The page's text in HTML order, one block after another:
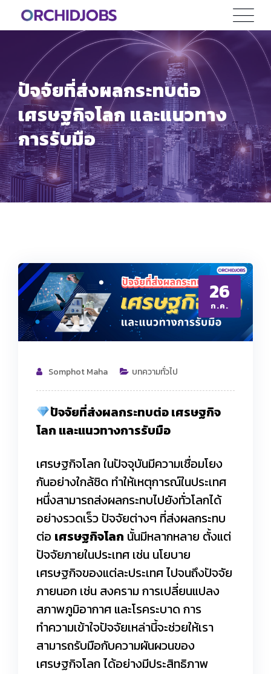
ปัจจัยที่ส่งผลกระทบต่อ
เศรษฐกิจโลก และแนวทาง
การรับมือ
26
ก.ค.
Somphot Maha บทความทั่วไป
ปัจจัยที่ส่งผลกระทบต่อ เศรษฐกิจ
โลก และแนวทางการรับมือ
เศรษฐกิจโลก ในปัจจุบันมีความเชื่อมโยง
กันอย่างใกล้ชิด ทำให้เหตุการณ์ในประเทศ
หนึ่งสามารถส่งผลกระทบไปยังทั่วโลกได้
อย่างรวดเร็ว ปัจจัยต่างๆ ที่ส่งผลกระทบ
ต่อ เศรษฐกิจโลก นั้นมีหลากหลาย ตั้งแต่
ปัจจัยภายในประเทศ เช่น นโยบาย
เศรษฐกิจของแต่ละประเทศ ไปจนถึงปัจจัย
ภายนอก เช่น สงคราม การเปลี่ยนแปลง
สภาพภูมิอากาศ และโรคระบาด การ
ทำความเข้าใจปัจจัยเหล่านี้จะช่วยให้เรา
สามารถรับมือกับความผันผวนของ
เศรษฐกิจโลก ได้อย่างมีประสิทธิภาพ